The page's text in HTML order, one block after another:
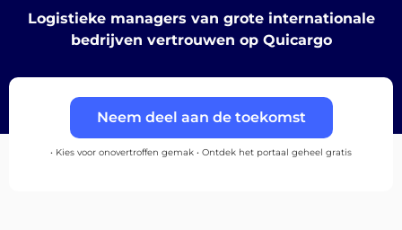
Ontdek
Nederlands
Logistieke managers van grote internationale
bedrijven vertrouwen op Quicargo
Neem deel aan de toekomst
• Kies voor onovertroffen gemak • Ontdek het portaal geheel gratis